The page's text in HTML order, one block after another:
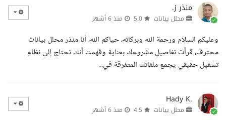
منذر ز.
محلل بيانات منذ 6 أشهر
وعليكم السلام ورحمة الله وبركاته، حياكم الله، أنا منذر محلل بيانات
محترف، قرأت تفاصيل مشروعك بعناية وفهمت أنك تحتاج إلى نظام
تشغيل حقيقي يجمع ملفاتك المتفرقة في...
Hady K.
محلل بيانات منذ 6 أشهر